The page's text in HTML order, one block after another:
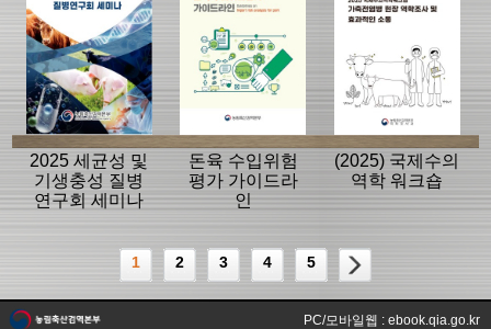
2025 세균성 및
기생충성 질병
연구회 세미나
돈육 수입위험
평가 가이드라
인
(2025) 국제수의
역학 워크숍
1 2 3 4 5
PC/모바일웹 : ebook.qia.go.kr